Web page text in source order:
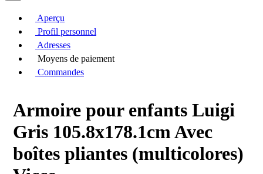
Aperçu
Profil personnel
Adresses
Moyens de paiement
Commandes
Armoire pour enfants Luigi
Gris 105.8x178.1cm Avec
boîtes pliantes (multicolores)